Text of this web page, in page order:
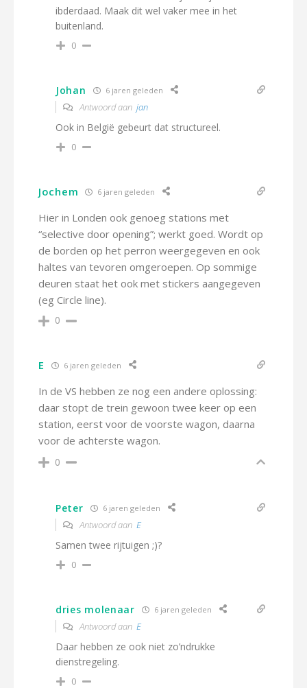
ibderdaad. Maak dit wel vaker mee in het
buitenland.
0
Johan 6 jaren geleden
Antwoord aan jan
Ook in België gebeurt dat structureel.
0
Jochem 6 jaren geleden
Hier in Londen ook genoeg stations met
“selective door opening”; werkt goed. Wordt op
de borden op het perron weergegeven en ook
haltes van tevoren omgeroepen. Op sommige
deuren staat het ook met stickers aangegeven
(eg Circle line).
0
E 6 jaren geleden
In de VS hebben ze nog een andere oplossing:
daar stopt de trein gewoon twee keer op een
station, eerst voor de voorste wagon, daarna
voor de achterste wagon.
0
Peter 6 jaren geleden
Antwoord aan E
Samen twee rijtuigen ;)?
0
dries molenaar 6 jaren geleden
Antwoord aan E
Daar hebben ze ook niet zo’ndrukke
dienstregeling.
0